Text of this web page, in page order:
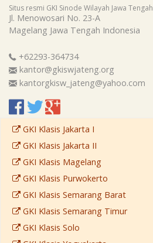
Situs resmi GKI Sinode Wilayah Jawa Tengah
Jl. Menowosari No. 23-A
Magelang Jawa Tengah Indonesia
+62293-364734
kantor@gkiswjateng.org
kantorgkisw_jateng@yahoo.com
GKI Klasis Jakarta I
GKI Klasis Jakarta II
GKI Klasis Magelang
GKI Klasis Purwokerto
GKI Klasis Semarang Barat
GKI Klasis Semarang Timur
GKI Klasis Solo